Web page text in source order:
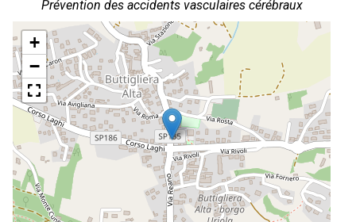
Prévention des accidents vasculaires cérébraux
+
−